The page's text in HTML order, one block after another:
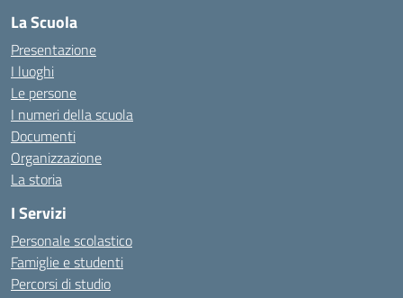
La Scuola
Presentazione
I luoghi
Le persone
I numeri della scuola
Documenti
Organizzazione
La storia
I Servizi
Personale scolastico
Famiglie e studenti
Percorsi di studio